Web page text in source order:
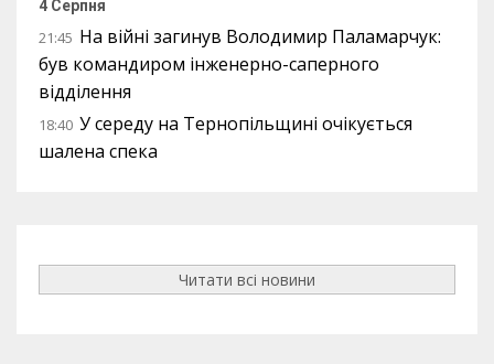
4 Серпня
21:45 На війні загинув Володимир Паламарчук:
був командиром інженерно-саперного
відділення
18:40 У середу на Тернопільщині очікується
шалена спека
Читати всі новини